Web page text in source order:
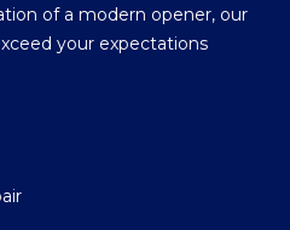
of a modern opener, our
your expectations